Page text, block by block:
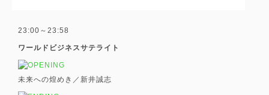
23:00～23:58
ワールドビジネスサテライト
未来への煌めき／新井誠志